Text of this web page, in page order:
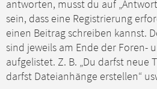
antworten, musst du auf
sein, dass eine Registrierung
einen Beitrag schreiben kannst.
sind jeweils am Ende der Foren-
aufgelistet. Z. B. „Du darfst neue
darfst Dateianhänge erstellen“